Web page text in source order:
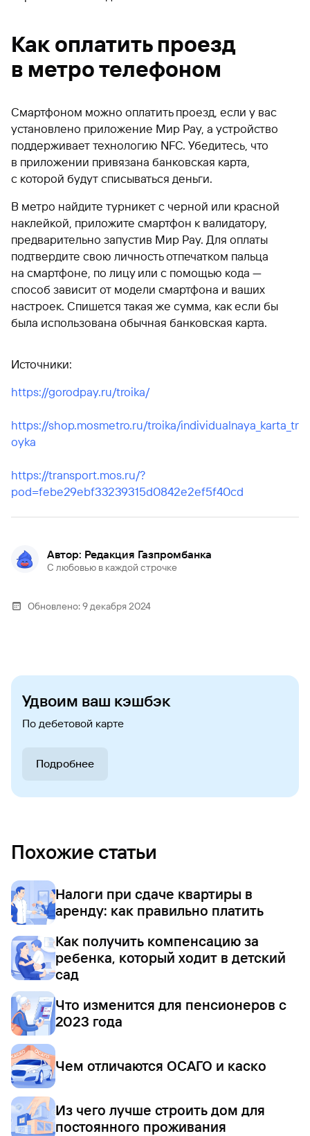
Как оплатить проезд
в метро телефоном
Смартфоном можно оплатить проезд, если у вас
установлено приложение Мир Pay, а устройство
поддерживает технологию NFC. Убедитесь, что
в приложении привязана банковская карта,
с которой будут списываться деньги.
В метро найдите турникет с черной или красной
наклейкой, приложите смартфон к валидатору,
предварительно запустив Мир Pay. Для оплаты
подтвердите свою личность отпечатком пальца
на смартфоне, по лицу или с помощью кода —
способ зависит от модели смартфона и ваших
настроек. Спишется такая же сумма, как если бы
была использована обычная банковская карта.
Источники:
https://gorodpay.ru/troika/
https://shop.mosmetro.ru/troika/individualnaya_karta_tr
oyka
https://transport.mos.ru/?
pod=febe29ebf33239315d0842e2ef5f40cd
Автор: Редакция Газпромбанка
С любовью в каждой строчке
Обновлено:9 декабря 2024
Удвоим ваш кэшбэк
По дебетовой карте
Подробнее
Похожие статьи
Налоги при сдаче квартиры в
аренду: как правильно платить
Как получить компенсацию за
ребенка, который ходит в детский
сад
Что изменится для пенсионеров с
2023 года
Чем отличаются ОСАГО и каско
Из чего лучше строить дом для
постоянного проживания